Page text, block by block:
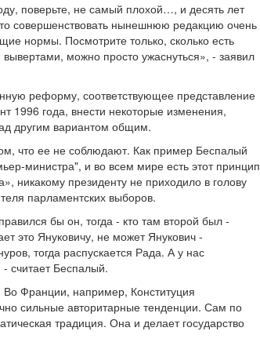
поверьте, не самый плохой…, и десять лет
совершенствовать нынешнюю редакцию очень
нормы. Посмотрите только, сколько есть
вывертами, можно просто ужаснуться», - заявил
реформу, соответствующее представление
1996 года, внести некоторые изменения,
другим вариантом общим.
что ее не соблюдают. Как пример Беспалый
министра", и во всем мире есть этот принцип
никакому президенту не приходило в голову
парламентских выборов.
бы он, тогда - кто там второй был -
это Януковичу, не может Янукович -
тогда распускается Рада. А у нас
считает Беспалый.
Во Франции, например, Конституция
сильные авторитарные тенденции. Сам по
традиция. Она и делает государство